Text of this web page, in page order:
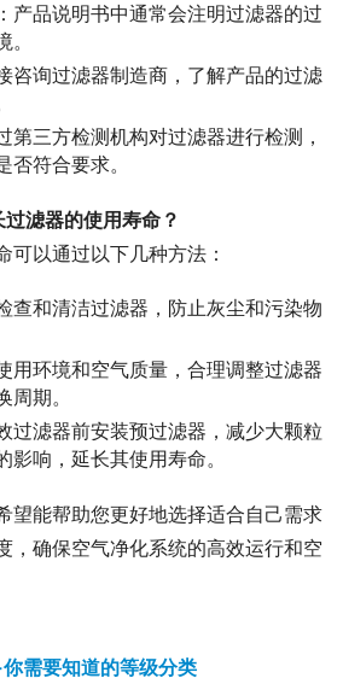
：产品说明书中通常会注明过滤器的过
咨询过滤器制造商，了解产品的过滤
第三方检测机构对过滤器进行检测，
符合要求。
滤器的使用寿命？
可以通过以下几种方法：
查和清洁过滤器，防止灰尘和污染物
用环境和空气质量，合理调整过滤器
期。
过滤器前安装预过滤器，减少大颗粒
影响，延长其使用寿命。
望能帮助您更好地选择适合自己需求
，确保空气净化系统的高效运行和空
需要知道的等级分类